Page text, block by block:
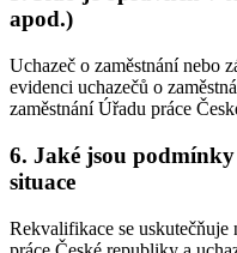
apod.)
Uchazeč o zaměstnání nebo
evidenci uchazečů o
zaměstnání Úřadu práce
6. Jaké jsou
situace
Rekvalifikace se uskutečňuje